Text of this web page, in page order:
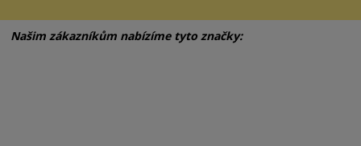
Našim zákazníkům nabízíme tyto značky: